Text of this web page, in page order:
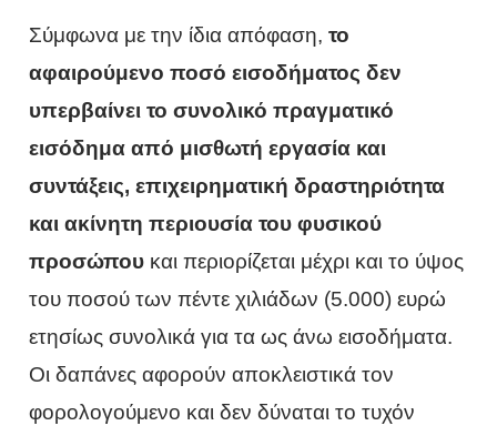
Σύμφωνα με την ίδια απόφαση, το
αφαιρούμενο ποσό εισοδήματος δεν
υπερβαίνει το συνολικό πραγματικό
εισόδημα από μισθωτή εργασία και
συντάξεις, επιχειρηματική δραστηριότητα
και ακίνητη περιουσία του φυσικού
προσώπου και περιορίζεται μέχρι και το ύψος
του ποσού των πέντε χιλιάδων (5.000) ευρώ
ετησίως συνολικά για τα ως άνω εισοδήματα.
Οι δαπάνες αφορούν αποκλειστικά τον
φορολογούμενο και δεν δύναται το τυχόν